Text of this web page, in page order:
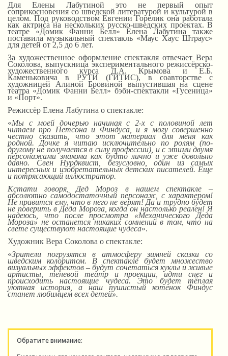
Для Елены Лабутиной это не первый опыт
соприкосновения со шведской литературой и культурой в
целом. Под руководством Евгении Горелик она работала
как актриса на нескольких русско-шведских проектах. В
театре «Домик Фанни Белл» Елена Лабутина также
поставила музыкальный спектакль «Маус Хаус Штраус»
для детей от 2,5 до 6 лет.
За художественное оформление спектакля отвечает Вера
Соколова, выпускница экспериментального режиссёрско-
художественного курса Д.А. Крымова и Е.Б.
Каменьковича в РУТИ (ГИТИС), в соавторстве с
художницей Алиной Бровиной выпустившая на сцене
театра «Домик Фанни Белл» бэби-спектакли «Гусеница»
и «Порт».
Режиссёр Елена Лабутина о спектакле:
«Мы с моей дочерью начиная с 2-х с половиной лет
читаем про Петсона и Финдуса, и я могу совершенно
честно сказать, что этот материал для меня как
родной. Дочке я читаю исключительно по ролям (по-
другому не получается в силу профессии), ис этими двумя
персонажами знакома как будто лично и уже довольно
давно. Свен Нурдквист, безусловно, один из самых
интересных и изобретательных детских писателей. Еще
и потрясающий иллюстратор.
Кстати говоря, Дед Мороз в нашем спектакле –
абсолютно самодостаточный персонаж, с характером!
Не нравится ему, что в него не верят! Да и трудно будет
не поверить в Деда Мороза, когда он настолько реален! Я
надеюсь, что после просмотра «Механического Деда
Мороза» не останется никаких сомнений в том, что на
свете существуют настоящие чудеса».
Художник Вера Соколова о спектакле:
«Зрители погрузятся в атмосферу зимней сказки со
шведским колоритом. В спектакле будет множество
визуальных эффектов – будут сочетаться куклы и живые
артисты, теневой театр и проекции, идти снег и
происходить настоящие чудеса. Это будет тёплая
уютная история, а наш пушистый котёнок Финдус
станет любимцем всех детей».
Обратите внимание: